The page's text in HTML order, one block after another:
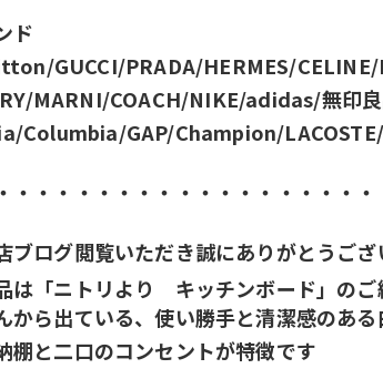
ド
GUCCI/PRADA/HERMES/
MARNI/COACH/NIKE/adidas/無印
Columbia/GAP/Champion/LACOSTE/
・・・・・・・・・・・・・・・・・・
ブログ閲覧いただき誠にありがとうござ
は「ニトリより　キッチンボード」のご
から出ている、使い勝手と清潔感のある
棚と二口のコンセントが特徴です